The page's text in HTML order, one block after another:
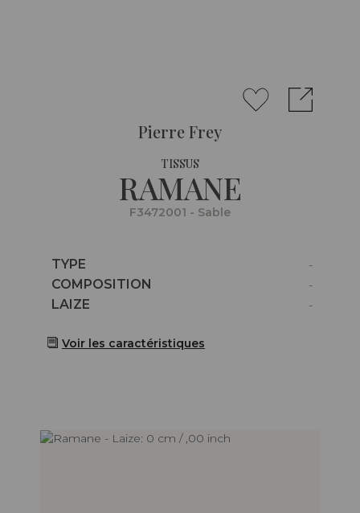
Pierre Frey
TISSUS
RAMANE
F3472001 - Sable
Caractéristiques
TYPE
-
Caractéristiques
COMPOSITION
-
Caractéristiques
LAIZE -
Voir les caractéristiques